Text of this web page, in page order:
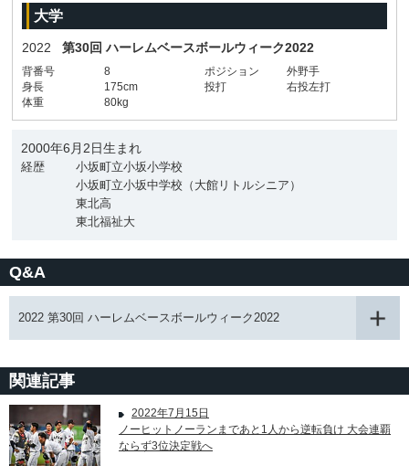
大学
2022 第30回 ハーレムベースボールウィーク2022
背番号 8 ポジション
外野手
身長
175cm 投打
右投左打
体重
80kg
2000年6月2日生まれ
経歴
小坂町立小坂小学校
小坂町立小坂中学校（大館リトルシニア）
東北高
東北福祉大
Q&A
2022 第30回 ハーレムベースボールウィーク2022
関連記事
2022年7月15日
ノーヒットノーランまであと1人から逆転負け 大会連覇
ならず3位決定戦へ